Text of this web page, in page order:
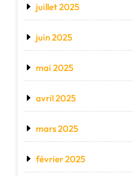
juillet 2025
juin 2025
mai 2025
avril 2025
mars 2025
février 2025